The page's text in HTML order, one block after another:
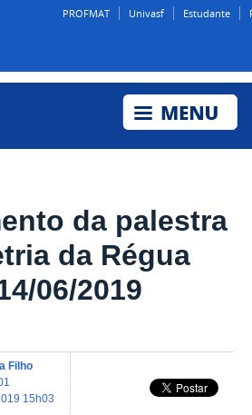
PROFMAT Univasf Estudante
da palestra
da Régua
06/2019
Filho
15h03